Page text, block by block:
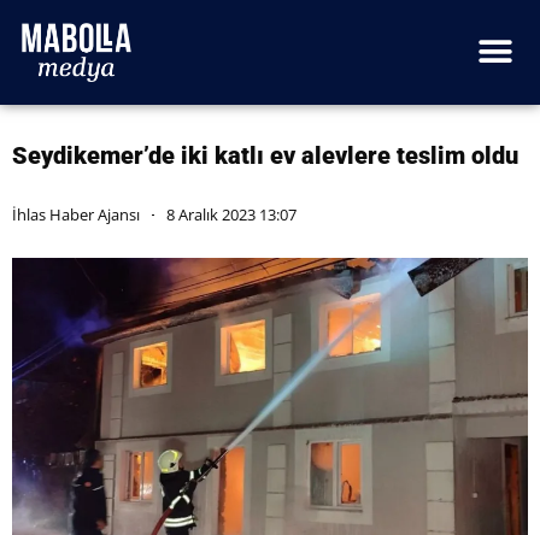
Seydikemer’de iki katlı ev alevlere teslim oldu
İhlas Haber Ajansı 8 Aralık 2023 13:07